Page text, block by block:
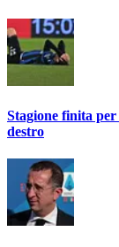
Stagione finita
destro